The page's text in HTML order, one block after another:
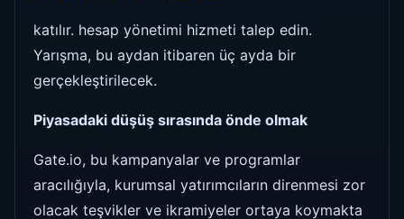
katılır. hesap yönetimi hizmeti talep edin.
Yarışma, bu aydan itibaren üç ayda bir
gerçekleştirilecek.
Piyasadaki düşüş sırasında önde olmak
Gate.io, bu kampanyalar ve programlar
aracılığıyla, kurumsal yatırımcıların direnmesi zor
olacak teşvikler ve ikramiyeler ortaya koymakta